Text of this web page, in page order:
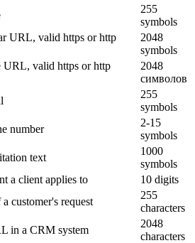
255
symbols
URL, valid https or http
2048
symbols
URL, valid https or http
2048
символов
255
symbols
number
2-15
symbols
text
1000
symbols
a client applies to
10 digits
customer's request
255
characters
in a CRM system
2048
characters